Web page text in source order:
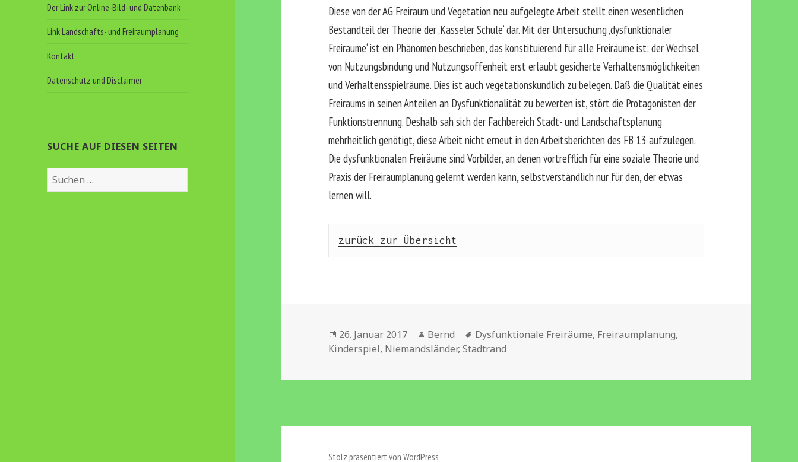
Der Link zur Online-Bild- und Datenbank
Link Landschafts- und Freiraumplanung
Kontakt
Datenschutz und Disclaimer
SUCHE AUF DIESEN SEITEN
Suchen
nach:
Diese von der AG Freiraum und Vegetation neu aufgelegte Arbeit stellt einen wesentlichen
Bestandteil der Theorie der ‚Kasseler Schule‘ dar. Mit der Untersuchung ‚dysfunktionaler
Freiräume‘ ist ein Phänomen beschrieben, das konstituierend für alle Freiräume ist: der Wechsel
von Nutzungsbindung und Nutzungsoffenheit erst erlaubt gesicherte Verhaltensmöglichkeiten
und Verhaltensspielräume. Dies ist auch vegetationskundlich zu belegen. Daß die Qualität eines
Freiraums in seinen Anteilen an Dysfunktionalität zu bewerten ist, stört die Protagonisten der
Funktionstrennung. Deshalb sah sich der Fachbereich Stadt- und Landschaftsplanung
mehrheitlich genötigt, diese Arbeit nicht erneut in den Arbeitsberichten des FB 13 aufzulegen.
Die dysfunktionalen Freiräume sind Vorbilder, an denen vortrefflich für eine soziale Theorie und
Praxis der Freiraumplanung gelernt werden kann, selbstverständlich nur für den, der etwas
lernen will.
zurück zur Übersicht
Veröffentlicht
am
26. Januar 2017 Autor
Bernd Schlagwörter
Dysfunktionale Freiräume, Freiraumplanung,
Kinderspiel, Niemandsländer,Stadtrand
Stolz präsentiert von WordPress